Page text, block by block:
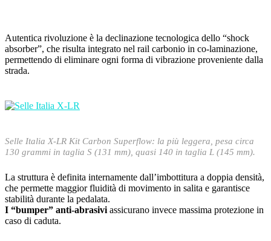
Autentica rivoluzione è la declinazione tecnologica dello “shock
absorber”, che risulta integrato nel rail carbonio in co-laminazione,
permettendo di eliminare ogni forma di vibrazione proveniente dalla
strada.
Selle Italia X-LR Kit Carbon Superflow: la più leggera, pesa circa
130 grammi in taglia S (131 mm), quasi 140 in taglia L (145 mm).
La struttura è definita internamente dall’imbottitura a doppia densità,
che permette maggior fluidità di movimento in salita e garantisce
stabilità durante la pedalata.
I “bumper” anti-abrasiviassicurano invece massima protezione in
caso di caduta.